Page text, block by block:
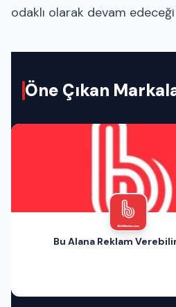
odaklı olarak devam
Öne Çıkan
Bu Alana Reklam